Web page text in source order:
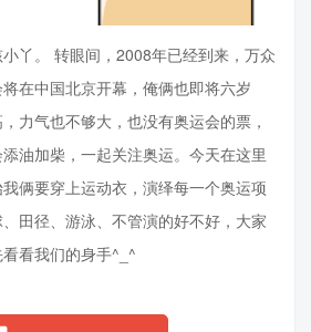
丫。 转眼间，2008年已经到来，万众
在中国北京开幕，俺俩也即将六岁
力气也不够大，也没有奥运会的票，
油加柴，一起关注奥运。今天在这里
俩要穿上运动衣，演绎每一个奥运项
田径、游泳、不管演的好不好，大家
看我们的身手^_^